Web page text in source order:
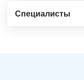
Специалисты